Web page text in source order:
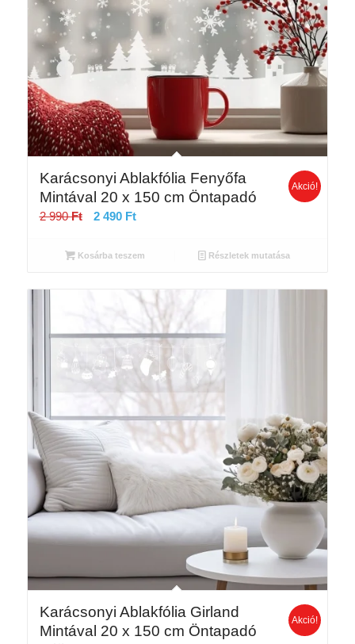
Karácsonyi Ablakfólia Fenyőfa
Mintával 20 x 150 cm Öntapadó
2 990Ft
Original
was:
2 490 FtCurrent
is:
490 Ft.
Akció!
Kosárba teszem Részletek mutatása
Karácsonyi Ablakfólia Girland
Mintával 20 x 150 cm Öntapadó
Akció!